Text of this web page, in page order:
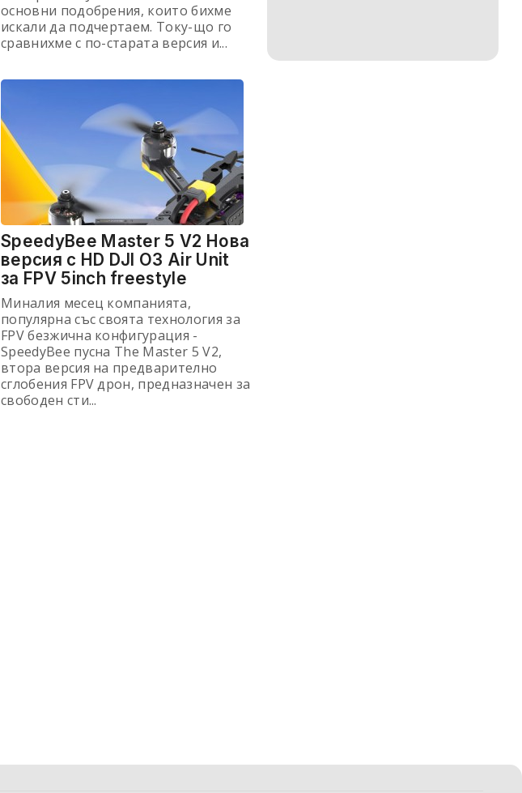
основни подобрения, които бихме
искали да подчертаем. Току-що го
сравнихме с по-старата версия и...
SpeedyBee Master 5 V2 Нова
версия с HD DJI O3 Air Unit
за FPV 5inch freestyle
Миналия месец компанията,
популярна със своята технология за
FPV безжична конфигурация -
SpeedyBee пусна The Master 5 V2,
втора версия на предварително
сглобения FPV дрон, предназначен за
свободен сти...